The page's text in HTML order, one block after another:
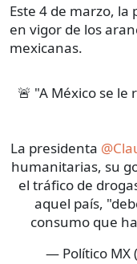
Este 4 de marzo,
en vigor de los
mexicanas.
🚨 "A México se
La presidenta
humanitarias, su
el tráfico de
aquel país,
consumo que
— Político MX